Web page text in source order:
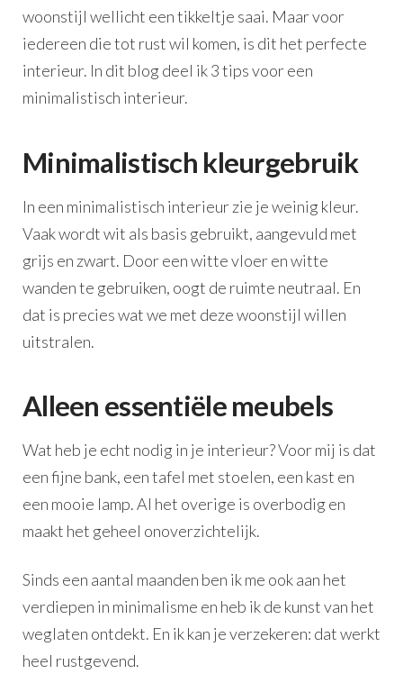
woonstijl wellicht een tikkeltje saai. Maar voor
iedereen die tot rust wil komen, is dit het perfecte
interieur. In dit blog deel ik 3 tips voor een
minimalistisch interieur.
Minimalistisch kleurgebruik
In een minimalistisch interieur zie je weinig kleur.
Vaak wordt wit als basis gebruikt, aangevuld met
grijs en zwart. Door een witte vloer en witte
wanden te gebruiken, oogt de ruimte neutraal. En
dat is precies wat we met deze woonstijl willen
uitstralen.
Alleen essentiële meubels
Wat heb je echt nodig in je interieur? Voor mij is dat
een fijne bank, een tafel met stoelen, een kast en
een mooie lamp. Al het overige is overbodig en
maakt het geheel onoverzichtelijk.
Sinds een aantal maanden ben ik me ook aan het
verdiepen in minimalisme en heb ik de kunst van het
weglaten ontdekt. En ik kan je verzekeren: dat werkt
heel rustgevend.